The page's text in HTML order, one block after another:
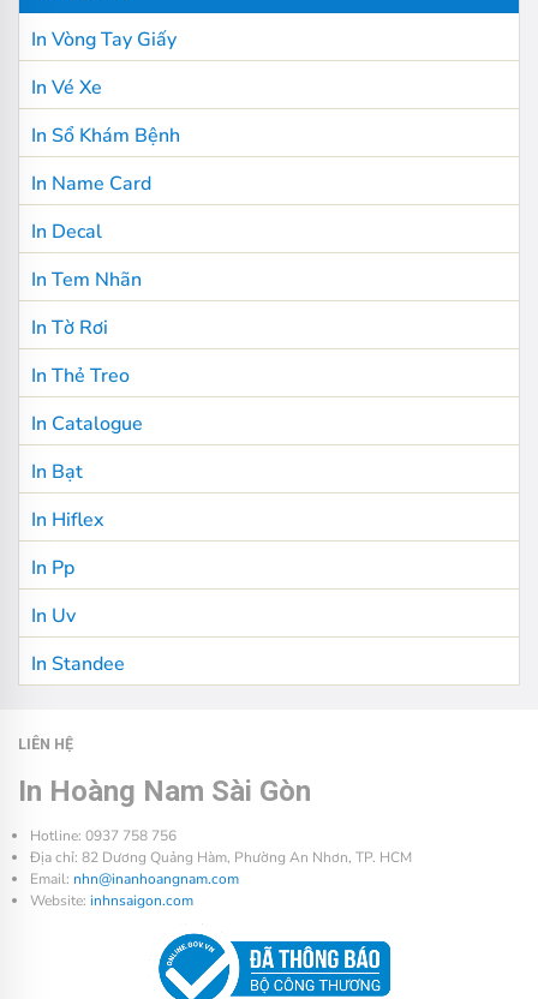
In Vòng Tay Giấy
In Vé Xe
In Sổ Khám Bệnh
In Name Card
In Decal
In Tem Nhãn
In Tờ Rơi
In Thẻ Treo
In Catalogue
In Bạt
In Hiflex
In Pp
In Uv
In Standee
LIÊN HỆ
In Hoàng Nam Sài Gòn
Hotline: 0937 758 756
Địa chỉ: 82 Dương Quảng Hàm, Phường An Nhơn, TP. HCM
Email: nhn@inanhoangnam.com
Website: inhnsaigon.com